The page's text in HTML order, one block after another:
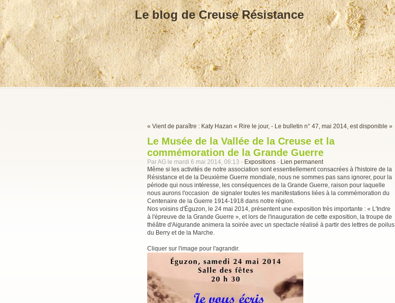
Le blog de Creuse Résistance
« Vient de paraître : Katy Hazan « Rire le jour, - Le bulletin n° 47, mai 2014, est disponible »
Le Musée de la Vallée de la Creuse et la
commémoration de la Grande Guerre
Par AG le mardi 6 mai 2014, 06:13 - Expositions - Lien permanent
Même si les activités de notre association sont essentiellement consacrées à l'histoire de la
Résistance et de la Deuxième Guerre mondiale, nous ne sommes pas sans ignorer, pour la
période qui nous intéresse, les conséquences de la Grande Guerre, raison pour laquelle
nous aurons l'occasion de signaler toutes les manifestations liées à la commémoration du
Centenaire de la Guerre 1914-1918 dans notre région.
Nos voisins d'Éguzon, le 24 mai 2014, présentent une exposition très importante : « L'Indre
à l'épreuve de la Grande Guerre », et lors de l'inauguration de cette exposition, la troupe de
théâtre d'Aigurande animera la soirée avec un spectacle réalisé à partir des lettres de poilus
du Berry et de la Marche.
Cliquer sur l'image pour l'agrandir.